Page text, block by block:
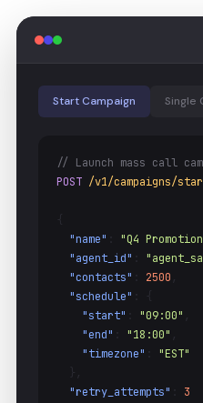
Start Campaign Single
// Launch mass call
POST /v1/campaigns/
{
"name"
"Q4
"agent_id"
"contacts"
2500 ,
"schedule"
: {
"start"
"09:00" ,
"end"
"18:00" ,
"timezone"
"EST"
},
"retry_attempts"
3